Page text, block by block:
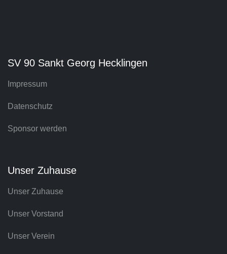
SV 90 Sankt Georg Hecklingen
Impressum
Datenschutz
Sponsor werden
Unser Zuhause
Unser Zuhause
Unser Vorstand
Unser Verein